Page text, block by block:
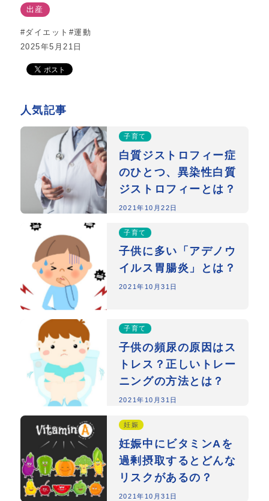
出産
#ダイエット #運動
2025年5月21日
人気記事
子育て
白質ジストロフィー症
のひとつ、異染性白質
ジストロフィーとは？
2021年10月22日
子育て
子供に多い「アデノウ
イルス胃腸炎」とは？
2021年10月31日
子育て
子供の頻尿の原因はス
トレス？正しいトレー
ニングの方法とは？
2021年10月31日
妊娠
妊娠中にビタミンAを
過剰摂取するとどんな
リスクがあるの？
2021年10月31日